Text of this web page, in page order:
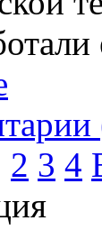
2 3 4